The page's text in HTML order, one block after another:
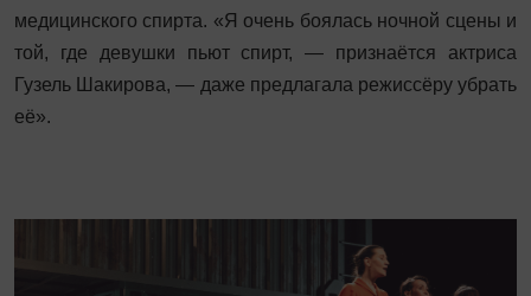
медицинского спирта. «Я очень боялась ночной сцены и
той, где девушки пьют спирт, — признаётся актриса
Гузель Шакирова, — даже предлагала режиссёру убрать
её».